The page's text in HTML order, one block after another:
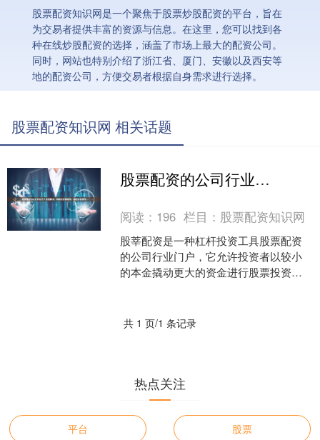
股票配资知识网是一个聚焦于股票炒股配资的平台，旨在
为交易者提供丰富的资源与信息。在这里，您可以找到各
种在线炒股配资的选择，涵盖了市场上最大的配资公司。
同时，网站也特别介绍了浙江省、厦门、安徽以及西安等
地的配资公司，方便交易者根据自身需求进行选择。
股票配资知识网 相关话题
股票配资的公司行业门户 股莘配资：解锁投资新境界，助你财富腾飞
阅读： 196 栏目： 股票配资知识网
股莘配资是一种杠杆投资工具股票配资
的公司行业门户，它允许投资者以较小
的本金撬动更大的资金进行股票投资，
共 1 页/1 条记录
热点关注
平台 股票